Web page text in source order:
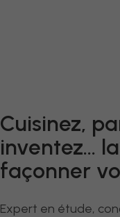
Cuisinez,
inventez...
façonner
Expert en étude,